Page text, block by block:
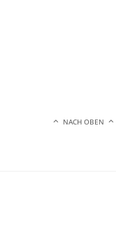
NACH OBEN